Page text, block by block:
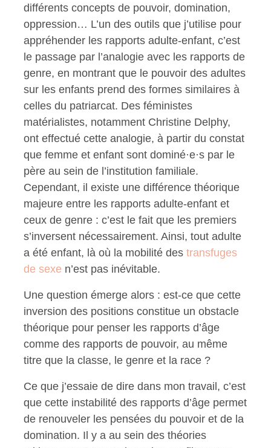
différents concepts de pouvoir, domination,
oppression… L’un des outils que j’utilise pour
appréhender les rapports adulte-enfant, c’est
le passage par l’analogie avec les rapports de
genre, en montrant que le pouvoir des adultes
sur les enfants prend des formes similaires à
celles du patriarcat. Des féministes
matérialistes, notamment Christine Delphy,
ont effectué cette analogie, à partir du constat
que femme et enfant sont dominé·e·s par le
père au sein de l’institution familiale.
Cependant, il existe une différence théorique
majeure entre les rapports adulte-enfant et
ceux de genre : c’est le fait que les premiers
s’inversent nécessairement. Ainsi, tout adulte
a été enfant, là où la mobilité des transfuges
de sexe n’est pas inévitable.
Une question émerge alors : est-ce que cette
inversion des positions constitue un obstacle
théorique pour penser les rapports d’âge
comme des rapports de pouvoir, au même
titre que la classe, le genre et la race ?
Ce que j’essaie de dire dans mon travail, c’est
que cette instabilité des rapports d’âge permet
de renouveler les pensées du pouvoir et de la
domination. Il y a au sein des théories